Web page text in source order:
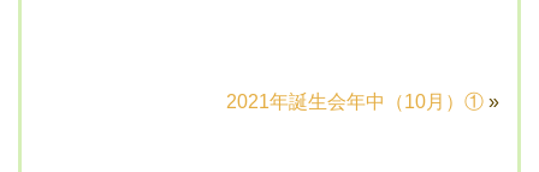
2021年誕生会年中（10月）① »